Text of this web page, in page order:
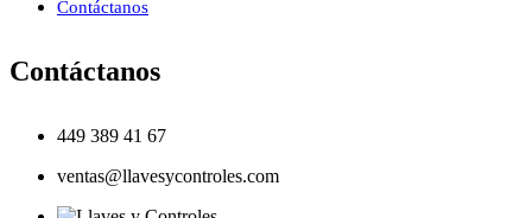
Contáctanos
Contáctanos
449 389 41 67
ventas@llavesycontroles.com